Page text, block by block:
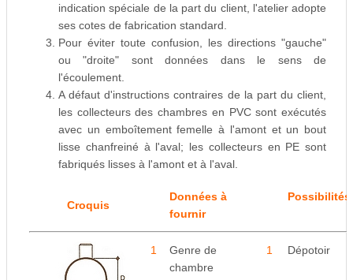
indication spéciale de la part du client, l'atelier adopte
ses cotes de fabrication standard.
Pour éviter toute confusion, les directions "gauche"
ou "droite" sont données dans le sens de
l'écoulement.
A défaut d'instructions contraires de la part du client,
les collecteurs des chambres en PVC sont exécutés
avec un emboîtement femelle à l'amont et un bout
lisse chanfreiné à l'aval; les collecteurs en PE sont
fabriqués lisses à l'amont et à l'aval.
Croquis
Données à
fournir
1
Genre de
chambre
1 Dépotoir